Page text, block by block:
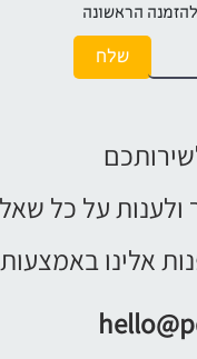
הראשונה
ולענות על כל
אלינו